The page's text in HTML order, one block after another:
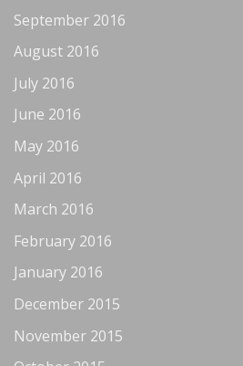
September 2016
August 2016
July 2016
June 2016
May 2016
April 2016
March 2016
February 2016
January 2016
December 2015
November 2015